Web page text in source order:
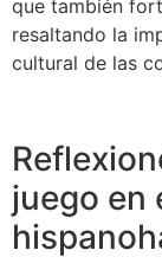
que también
resaltando la
cultural de las
juego en